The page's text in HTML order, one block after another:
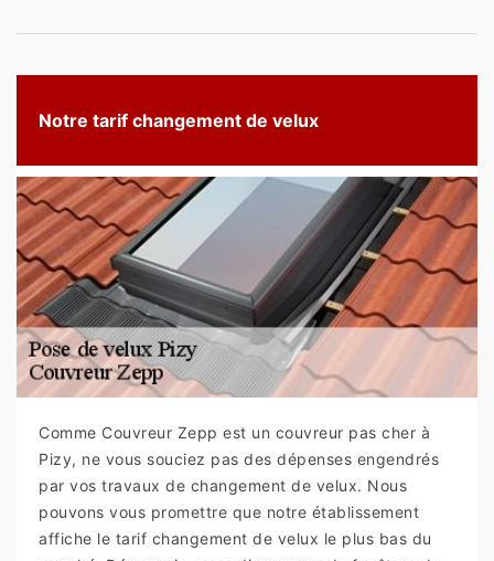
Notre tarif changement de velux
Comme Couvreur Zepp est un couvreur pas cher à
Pizy, ne vous souciez pas des dépenses engendrés
par vos travaux de changement de velux. Nous
pouvons vous promettre que notre établissement
affiche le tarif changement de velux le plus bas du